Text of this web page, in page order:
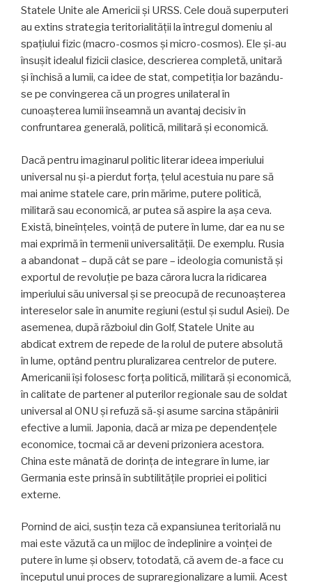
Statele Unite ale Americii și URSS. Cele două superputeri
au extins strategia teritorialității la întregul domeniu al
spațiului fizic (macro-cosmos și micro-cosmos). Ele și-au
însușit idealul fizicii clasice, descrierea completă, unitară
și închisă a lumii, ca idee de stat, competiția lor bazându-
se pe convingerea că un progres unilateral în
cunoașterea lumii înseamnă un avantaj decisiv în
confruntarea generală, politică, mili­tară și economică.
Dacă pentru imaginarul politic literar ideea impe­riului
universal nu și-a pierdut forța, țelul acestuia nu pare să
mai anime statele care, prin mărime, putere politică,
militară sau economică, ar putea să aspire la așa ceva.
Există, bineînțeles, voință de putere în lume, dar ea nu se
mai exprimă în termenii universalității. De exemplu. Rusia
a abandonat – după cât se pare – ideo­logia comunistă și
exportul de revoluție pe baza cărora lucra la ridicarea
imperiului său universal și se pre­ocupă de recunoașterea
intereselor sale în anumite regiuni (estul și sudul Asiei). De
asemenea, după războiul din Golf, Statele Unite au
abdicat extrem de repede de la rolul de putere absolută
în lume, optând pentru pluralizarea centrelor de putere.
Americanii își folosesc forța politică, militară și economică,
în calitate de partener al puterilor regionale sau de soldat
universal al ONU și refuză să-și asume sarcina stăpânirii
efec­tive a lumii. Japonia, dacă ar miza pe dependențele
eco­nomice, tocmai că ar deveni prizoniera acestora.
China este mânată de dorința de integrare în lume, iar
Ger­mania este prinsă în subtilitățile propriei ei politici
externe.
Pornind de aici, susțin teza că expansiunea teritori­ală nu
mai este văzută ca un mijloc de îndeplinire a voinței de
putere în lume și observ, totodată, că avem de-a face cu
începutul unui proces de supraregionalizare a lumii. Acest